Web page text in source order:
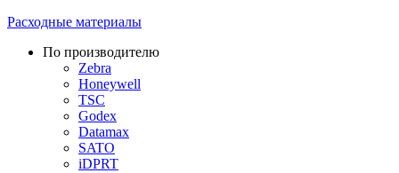
Расходные материалы
По производителю
Zebra
Honeywell
TSC
Godex
Datamax
SATO
iDPRT